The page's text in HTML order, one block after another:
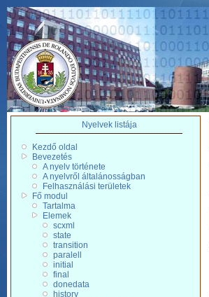
Nyelvek listája
Kezdő oldal
Bevezetés
A nyelv története
A nyelvről általánosságban
Felhasználási területek
Fő modul
Tartalma
Elemek
scxml
state
transition
paralell
initial
final
donedata
history